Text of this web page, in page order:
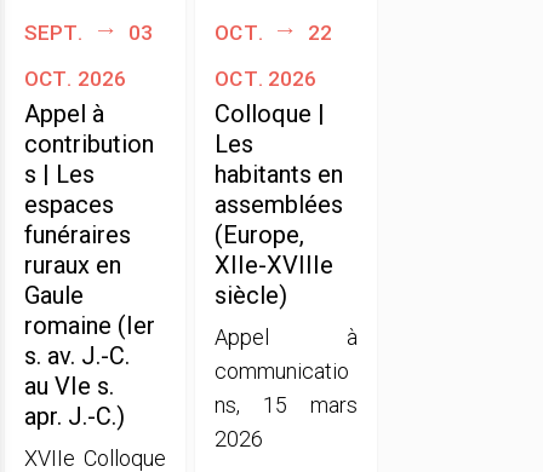
sept.
03
oct. 2026
Appel à
contribution
s | Les
espaces
funéraires
ruraux en
Gaule
romaine (Ier
s. av. J.-C.
au VIe s.
apr. J.-C.)
XVIIe Colloque
oct.
22
oct. 2026
Colloque |
Les
habitants en
assemblées
(Europe,
XIIe-XVIIIe
siècle)
Appel à
communicatio
ns, 15 mars
2026